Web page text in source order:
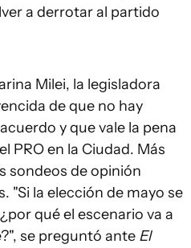
a derrotar al partido
Milei, la legisladora
de que no hay
y que vale la pena
PRO en la Ciudad. Más
sondeos de opinión
"Si la elección de mayo se
qué el escenario va a
se preguntó ante El